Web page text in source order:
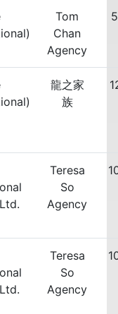
Tom
Chan
Agency
龍之家
族
Teresa
So
Agency
Teresa
So
Agency